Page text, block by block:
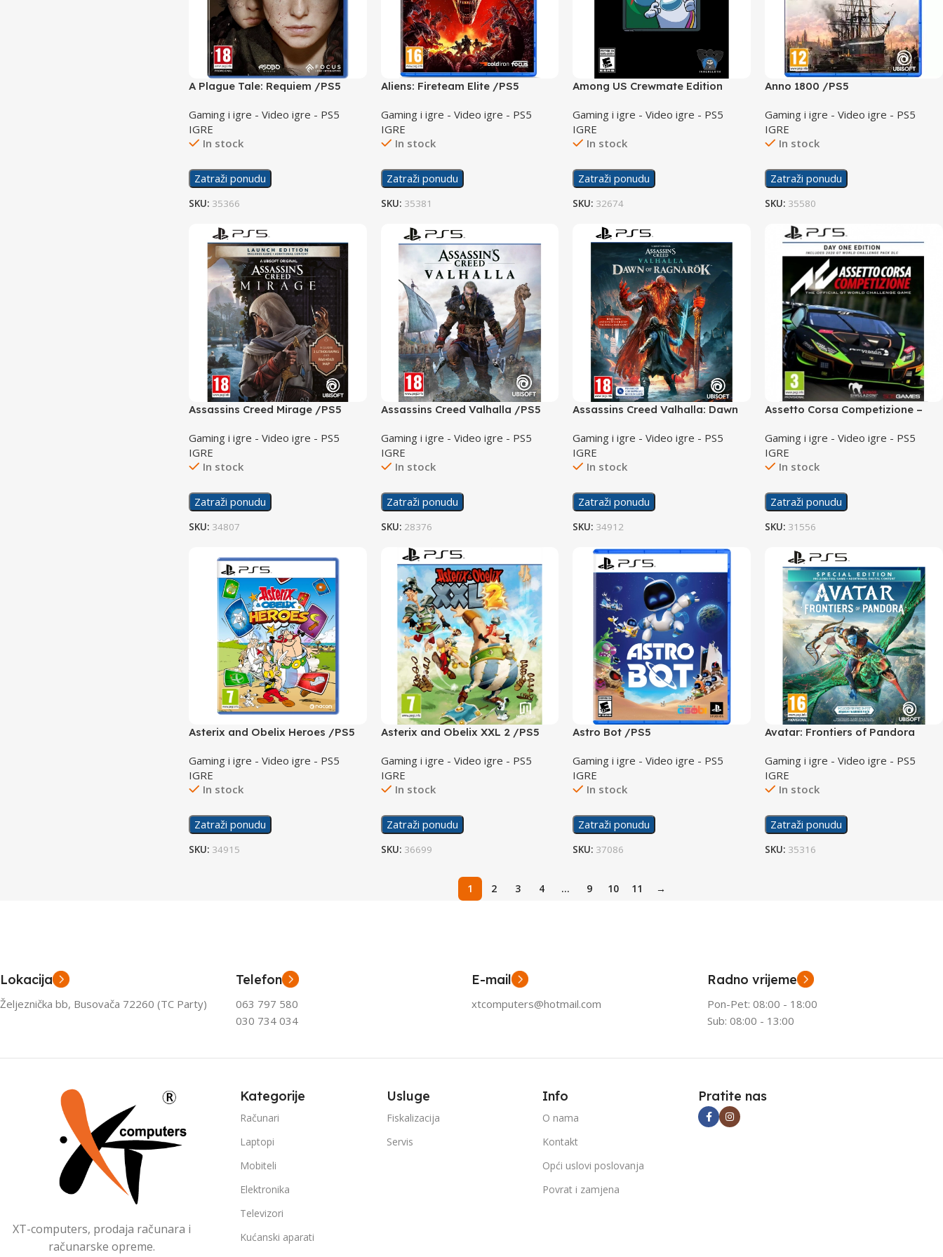
A Plague Tale: Requiem /PS5
Gaming i igre - Video igre - PS5
IGRE
In stock
Zatraži ponudu
SKU: 35366
Aliens: Fireteam Elite /PS5
Gaming i igre - Video igre - PS5
IGRE
In stock
Zatraži ponudu
SKU: 35381
Among US Crewmate Edition
Gaming i igre - Video igre - PS5
IGRE
In stock
Zatraži ponudu
SKU: 32674
Anno 1800 /PS5
Gaming i igre - Video igre - PS5
IGRE
In stock
Zatraži ponudu
SKU: 35580
Assassins Creed Mirage /PS5
Gaming i igre - Video igre - PS5
IGRE
In stock
Zatraži ponudu
SKU: 34807
Assassins Creed Valhalla /PS5
Gaming i igre - Video igre - PS5
IGRE
In stock
Zatraži ponudu
SKU: 28376
Assassins Creed Valhalla: Dawn
Gaming i igre - Video igre - PS5
IGRE
In stock
Zatraži ponudu
SKU: 34912
Assetto Corsa Competizione –
Gaming i igre - Video igre - PS5
IGRE
In stock
Zatraži ponudu
SKU: 31556
Asterix and Obelix Heroes /PS5
Gaming i igre - Video igre - PS5
IGRE
In stock
Zatraži ponudu
SKU: 34915
Asterix and Obelix XXL 2 /PS5
Gaming i igre - Video igre - PS5
IGRE
In stock
Zatraži ponudu
SKU: 36699
Astro Bot /PS5
Gaming i igre - Video igre - PS5
IGRE
In stock
Zatraži ponudu
SKU: 37086
Avatar: Frontiers of Pandora
Gaming i igre - Video igre - PS5
IGRE
In stock
Zatraži ponudu
SKU: 35316
1 2 3 4 … 9 10 11 →
Lokacija
Željeznička bb, Busovača 72260 (TC Party)
Telefon
063 797 580
030 734 034
E-mail
xtcomputers@hotmail.com
Radno vrijeme
Pon-Pet: 08:00 - 18:00
Sub: 08:00 - 13:00
XT-computers, prodaja računara i
računarske opreme.
Kategorije
Računari
Laptopi
Mobiteli
Elektronika
Televizori
Kućanski aparati
Usluge
Fiskalizacija
Servis
Info
O nama
Kontakt
Opći uslovi poslovanja
Povrat i zamjena
Pratite nas